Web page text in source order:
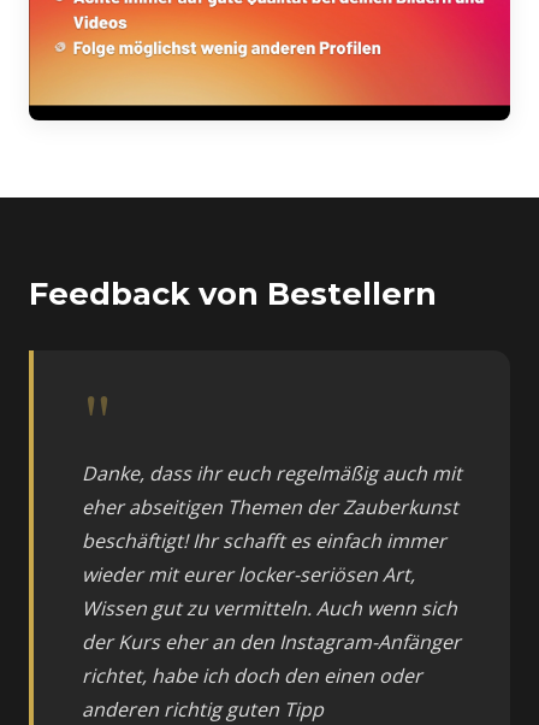
Feedback von Bestellern
"
Danke, dass ihr euch regelmäßig auch mit
eher abseitigen Themen der Zauberkunst
beschäftigt! Ihr schafft es einfach immer
wieder mit eurer locker-seriösen Art,
Wissen gut zu vermitteln. Auch wenn sich
der Kurs eher an den Instagram-Anfänger
richtet, habe ich doch den einen oder
anderen richtig guten Tipp